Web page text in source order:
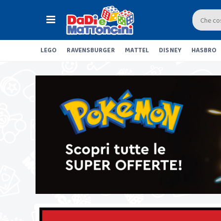
LEGO RAVENSBURGER MATTEL DISNEY HASBRO